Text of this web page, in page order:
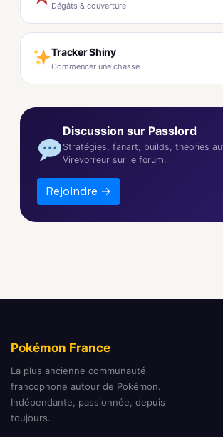
Dégâts & couverture
Tracker Shiny
Commencer une chasse
Discussion sur Passlord
Stratégies, fanart, builds, théories
Virevorreur sur le forum.
Rejoindre →
Pokémon France
La plus ancienne communauté
francophone autour de Pokémon.
Indépendante, passionnée, depuis
toujours.